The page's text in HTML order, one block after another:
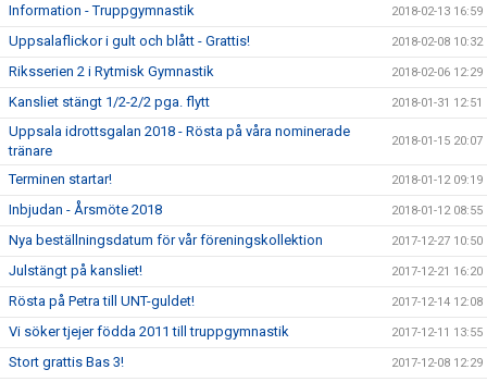
Information - Truppgymnastik 2018-02-13 16:59
Uppsalaflickor i gult och blått - Grattis! 2018-02-08 10:32
Riksserien 2 i Rytmisk Gymnastik 2018-02-06 12:29
Kansliet stängt 1/2-2/2 pga. flytt 2018-01-31 12:51
Uppsala idrottsgalan 2018 - Rösta på våra nominerade
tränare
2018-01-15 20:07
Terminen startar! 2018-01-12 09:19
Inbjudan - Årsmöte 2018 2018-01-12 08:55
Nya beställningsdatum för vår föreningskollektion 2017-12-27 10:50
Julstängt på kansliet! 2017-12-21 16:20
Rösta på Petra till UNT-guldet! 2017-12-14 12:08
Vi söker tjejer födda 2011 till truppgymnastik 2017-12-11 13:55
Stort grattis Bas 3! 2017-12-08 12:29